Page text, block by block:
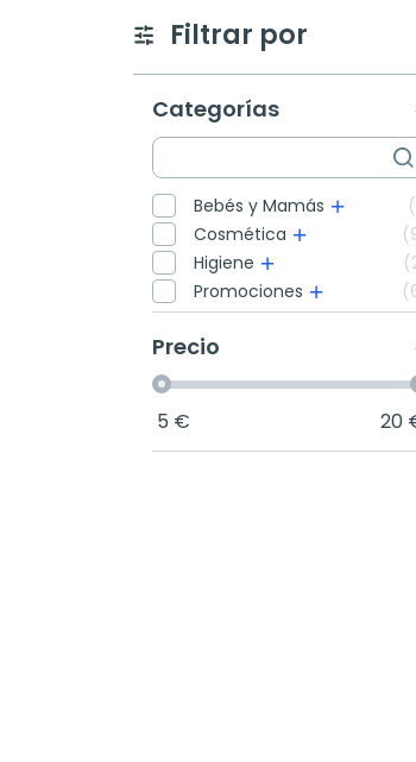
Filtrar por
Categorías
Bebés y Mamás
Cosmética
Higiene
Promociones
Precio
5 € 20